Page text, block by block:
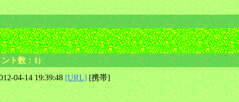
ト数：1)
04-14 19:39:48[URL][携帯]